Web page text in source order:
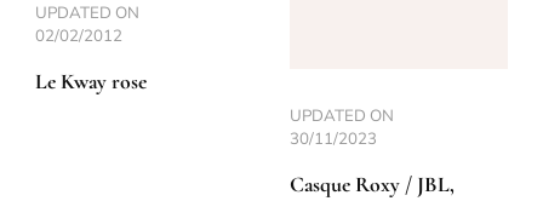
UPDATED ON
02/02/2012
Le Kway rose
UPDATED ON
30/11/2023
Casque Roxy / JBL,